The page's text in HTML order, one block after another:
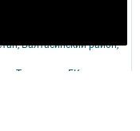
Балтасинский район,
Татарстан, Г.Казань,